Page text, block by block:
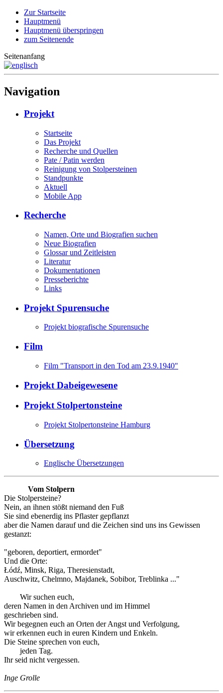
Zur Startseite
Hauptmenü
Hauptmenü überspringen
zum Seitenende
Seitenanfang
Navigation
Projekt
Startseite
Das Projekt
Recherche und Quellen
Pate / Patin werden
Reinigung von Stolpersteinen
Standpunkte
Aktuell
Mobile App
Recherche
Namen, Orte und Biografien suchen
Neue Biografien
Glossar und Zeitleisten
Literatur
Dokumentationen
Presseberichte
Links
Projekt Spurensuche
Projekt biografische Spurensuche
Film
Film "Transport in den Tod am 23.9.1940"
Projekt Dabeigewesene
Projekt Stolpertonsteine
Projekt Stolpertonsteine Hamburg
Übersetzung
Englische Übersetzungen
Vom Stolpern
Die Stolpersteine?
Nein, an ihnen stößt niemand den Fuß
Sie sind ebenerdig ins Pflaster gepflanzt
aber die Namen darauf und die Zeichen sind uns ins Gewissen
gestanzt:
"geboren, deportiert, ermordet"
Und die Orte:
Łódź, Minsk, Riga, Theresienstadt,
Auschwitz, Chelmno, Majdanek, Sobibor, Treblinka ..."
Wir suchen euch,
deren Namen in den Archiven und im Himmel
geschrieben sind.
Wir begegnen euch an Orten der Angst und Verfolgung,
wir erkennen euch in euren Kindern und Enkeln.
Die Steine sprechen von euch,
jeden Tag.
Ihr seid nicht vergessen.
Inge Grolle